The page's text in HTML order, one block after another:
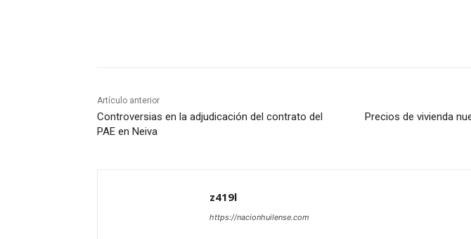
Artículo anterior
Controversias en la adjudicación del contrato del
PAE en Neiva
Precios de vivienda
z419l
https://nacionhuilense.com